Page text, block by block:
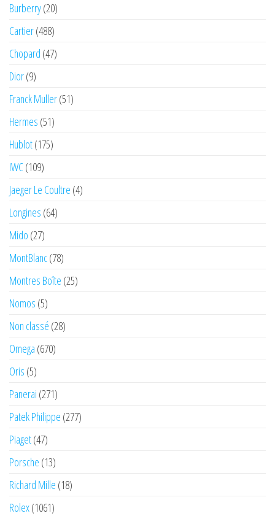
Burberry(20)
Cartier(488)
Chopard (47)
Dior(9)
Franck Muller(51)
Hermes (51)
Hublot(175)
IWC(109)
Jaeger Le Coultre (4)
Longines (64)
Mido (27)
MontBlanc(78)
Montres Boîte (25)
Nomos (5)
Non classé (28)
Omega (670)
Oris (5)
Panerai (271)
Patek Philippe (277)
Piaget(47)
Porsche (13)
Richard Mille (18)
Rolex(1061)